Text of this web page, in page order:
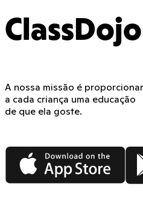
ClassDojo
A nossa missão é proporcionar
a cada criança uma educação
de que ela goste.
App Store